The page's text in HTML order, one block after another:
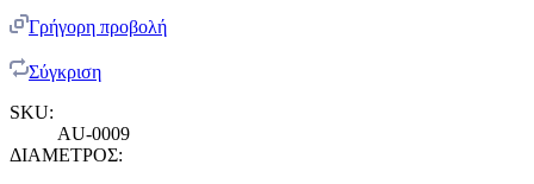
Γρήγορη προβολή
Σύγκριση
SKU:
AU-0009
ΔΙΑΜΕΤΡΟΣ: